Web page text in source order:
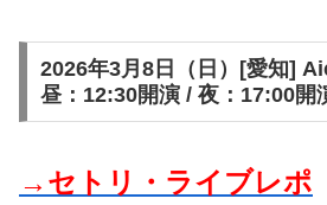
2026年3月8日（日）[愛知]
昼：12:30開演 / 夜：17:00開
→セトリ・ライブレポ